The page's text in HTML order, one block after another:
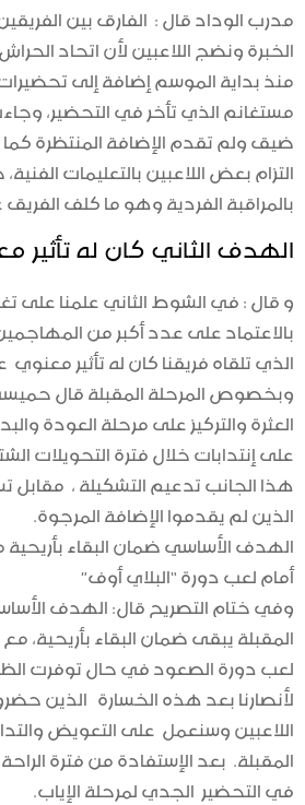
مدرب الوداد قال : الفارق بين
الخبرة ونضج اللاعبين لأن اتحاد
منذ بداية الموسم إضافة إلى
مستغانم الذي تأخر في التحضير،
ضيق ولم تقدم الإضافة المنتظرة
التزام بعض اللاعبين بالتعليمات
بالمراقبة الفردية وهو ما كلف الفريق
الهدف الثاني كان له تأثير
و قال : في الشوط الثاني علمنا على
بالاعتماد على عدد أكبر من
الذي تلقاه فريقنا كان له تأثير معنوي
وبخصوص المرحلة المقبلة قال
العثرة والتركيز على مرحلة العودة
على إنتدابات خلال فترة التحويلات
هذا الجانب تدعيم التشكيلة ، مقابل
الذين لم يقدموا الإضافة المرجوة.
الهدف الأساسي ضمان البقاء
أمام لعب دورة “البلاي أوف”
وفي ختام التصريح قال: الهدف
المقبلة يبقى ضمان البقاء بأريحية،
لعب دورة الصعود في حال توفرت
لأنصارنا بعد هذه الخسارة الذين
اللاعبين وسنعمل على التعويض
المقبلة. بعد الإستفادة من فترة
في التحضير الجدي لمرحلة الإياب.